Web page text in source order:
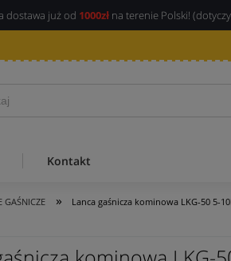
dostawa już od 1000zł na terenie Polski!
Kontakt
GAŚNICZE » Lanca gaśnicza kominowa LKG-50 5-